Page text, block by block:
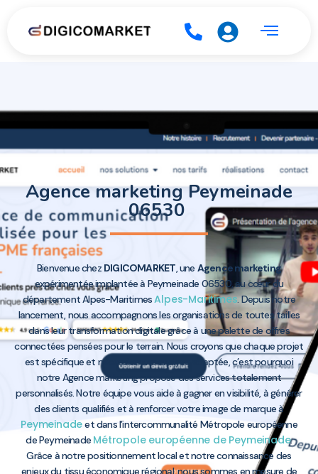
Agence marketing Peymeinade
06530
Bienvenue chez DIGICOMARKET , une Agence marketing
expérimentée implantée à Peymeinade 06530, au cœur du
département Alpes-MaritimesAlpes-Maritimes. Depuis notre
lancement, nous accompagnons les organisations de toutes tailles
dans leur transformation digitale grâce à une palette de offres
connectées pensées pour le terrain. Nous croyons que chaque projet
est spécifique et nécessite une analyse adaptée, c’est pourquoi
notre Agence marketing propose des services totalement
personnalisés. Notre équipe vous aide à gagner en visibilité, à générer
des clients qualifiés et à renforcer votre image de marque à
Peymeinadeet dans l’intercommunalité Métropole européenne
de Peymeinade Métropole européenne de Peymeinade.
Grâce à notre positionnement local et notre connaissance des
enjeux du tissu économique régional, nous sommes en mesure de